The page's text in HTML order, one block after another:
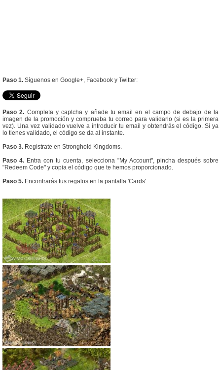
Paso 1. Síguenos en Google+, Facebook y Twitter:
Paso 2. Completa y captcha y añade tu email en el campo de debajo de la
imagen de la promoción y comprueba tu correo para validarlo (si es la primera
vez). Una vez validado vuelve a introducir tu email y obtendrás el código. Si ya
lo tienes validado, el código se da al instante.
Paso 3. Regístrate en Stronghold Kingdoms.
Paso 4. Entra con tu cuenta, selecciona "My Account", pincha después sobre
"Redeem Code" y copia el código que te hemos proporcionado.
Paso 5. Encontrarás tus regalos en la pantalla 'Cards'.